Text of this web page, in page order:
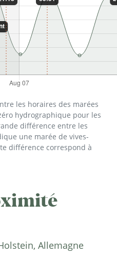
les horaires des marées
hydrographique pour les
différence entre les
une marée de vives-
différence correspond à
Allemagne